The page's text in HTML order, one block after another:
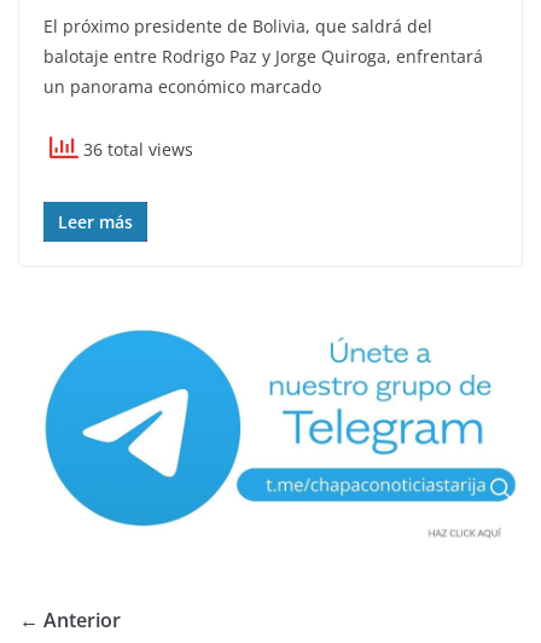
El próximo presidente de Bolivia, que saldrá del
balotaje entre Rodrigo Paz y Jorge Quiroga, enfrentará
un panorama económico marcado
36 total views
Leer más
← Anterior